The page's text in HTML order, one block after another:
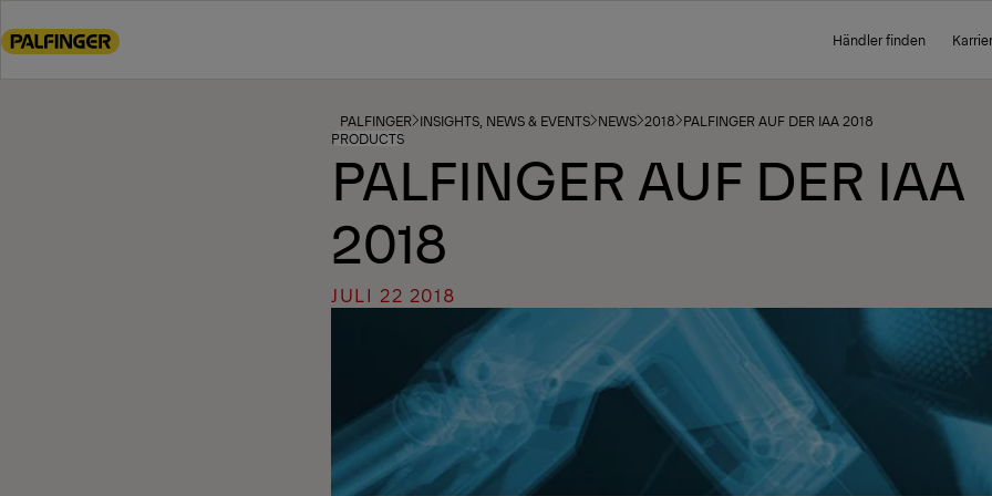
to
Händler finden
PALFINGER INSIGHTS, NEWS & EVENTS NEWS 2018 PALFINGER AUF DER IAA 2018
PRODUCTS
PALFINGER AUF DER IAA
2018
JULI 22 2018